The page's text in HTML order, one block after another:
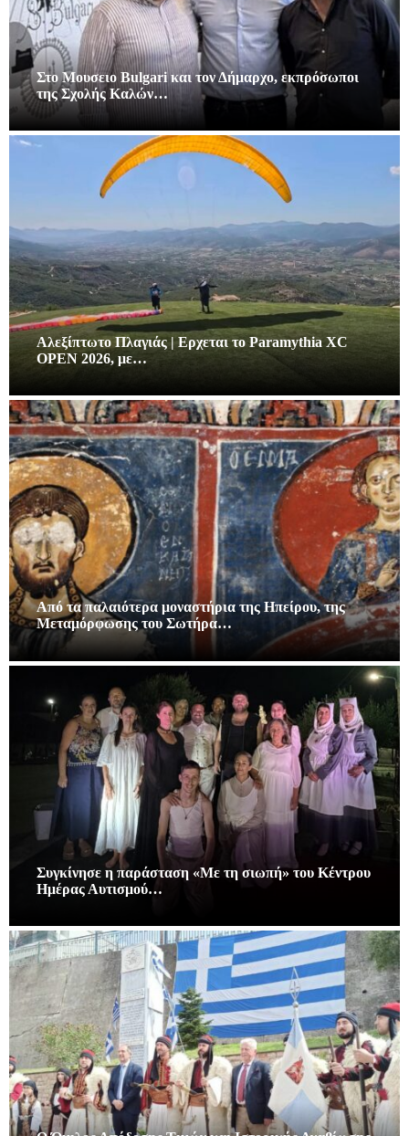
Στο Μουσειο Bulgari και τον Δήμαρχο, εκπρόσωποι
της Σχολής Καλών…
Αλεξίπτωτο Πλαγιάς | Ερχεται το Paramythia XC
OPEN 2026, με…
Από τα παλαιότερα μοναστήρια της Ηπείρου, της
Μεταμόρφωσης του Σωτήρα…
Συγκίνησε η παράσταση «Με τη σιωπή» του Κέντρου
Ημέρας Αυτισμού…